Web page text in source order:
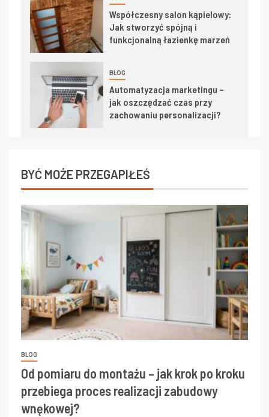
Współczesny salon kąpielowy:
Jak stworzyć spójną i
funkcjonalną łazienkę marzeń
BLOG
Automatyzacja marketingu –
jak oszczędzać czas przy
zachowaniu personalizacji?
BYĆ MOŻE PRZEGAPIŁEŚ
BLOG
Od pomiaru do montażu – jak krok po kroku
przebiega proces realizacji zabudowy
wnękowej?